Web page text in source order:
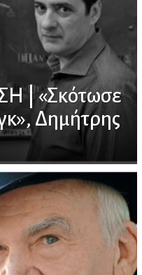
| «Σκότωσε
Δημήτρης